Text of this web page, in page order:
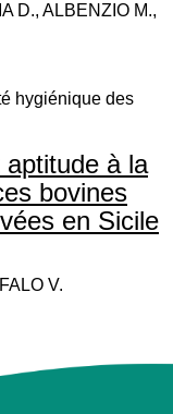
D., ALBENZIO M.,
hygiénique des
à la
bovines
en Sicile
V.